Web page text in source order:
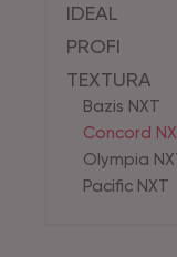
IDEAL
PROFI
TEXTURA
Bazis NXT
Concord
Olympia
Pacific NXT